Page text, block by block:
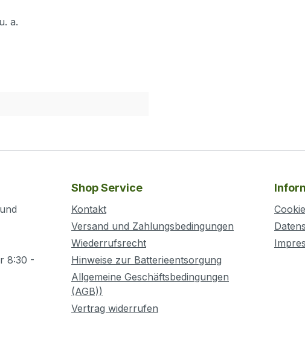
a.
8:30 -
Shop Service
Kontakt
Versand und Zahlungsbedingungen
Wiederrufsrecht
Hinweise zur Batterieentsorgung
Allgemeine Geschäftsbedingungen
(AGB))
Vertrag widerrufen